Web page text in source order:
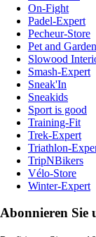
On-Fight
Padel-Expert
Pecheur-Store
Pet and Garden
Slowood
Smash-Expert
Sneak'In
Sneakids
Sport is good
Training-Fit
Trek-Expert
Triathlon-
TripNBikers
Vélo-Store
Winter-Expert
Abonnieren Sie